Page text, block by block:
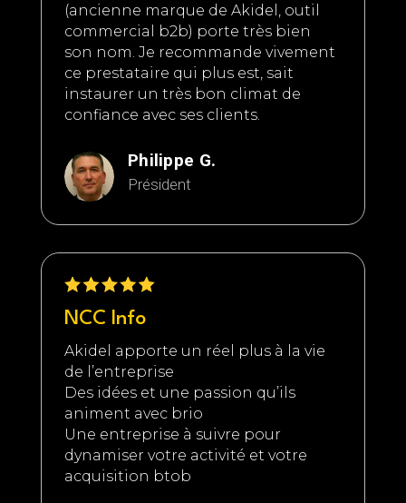
(ancienne marque de Akidel, outil
commercial b2b) porte très bien
son nom. Je recommande vivement
ce prestataire qui plus est, sait
instaurer un très bon climat de
confiance avec ses clients.
Philippe G.
Président
NCC Info
Akidel apporte un réel plus à la vie
de l’entreprise
Des idées et une passion qu’ils
animent avec brio
Une entreprise à suivre pour
dynamiser votre activité et votre
acquisition btob